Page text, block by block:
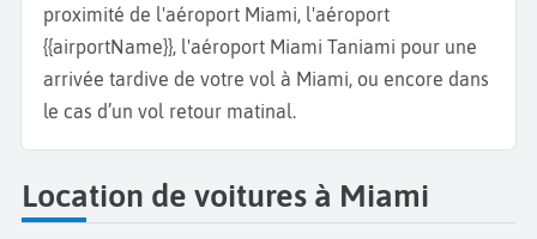
proximité de l'aéroport Miami, l'aéroport
{{airportName}}, l'aéroport Miami Taniami pour une
arrivée tardive de votre vol à Miami, ou encore dans
le cas d’un vol retour matinal.
Location de voitures à Miami